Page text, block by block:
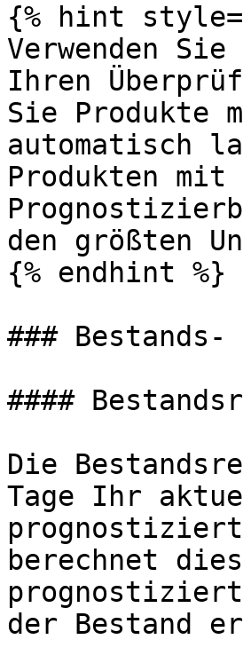
{% hint
Verwenden
Ihren
Sie Produkte
automatisch
Produkten
den größten
{% endhint %}
###
####
Die
Tage Ihr
berechnet
der Bestand